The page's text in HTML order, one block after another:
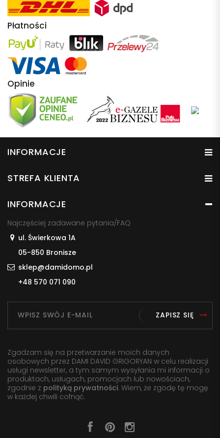
Płatności
Opinie
INFORMACJE
STREFA KLIENTA
INFORMACJE
Najczęściej zadawane pytania/FAQ
ul. Świerkowa 1A
05-850 Bronisze
sklep@damidomo.pl
+48 570 071 090
ZAPISZ SIĘ
Zgadzam się na przetwarzanie moich danych
osobowych przez DAMI DAVID GRIGORYAN w celu realizacji
usługi newsletter, a tym samym wysyłania mi informacji o
produktach, usługach, promocjach lub nowościach,
zgodnie z polityką prywatności. Wiem, że zgodę tę mogę
w każdej chwili cofnąć.